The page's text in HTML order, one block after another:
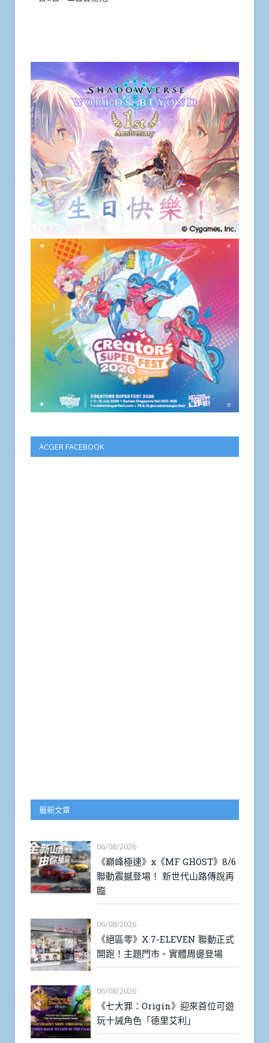
ACGER FACEBOOK
最新文章
06/08/2026
《巔峰極速》x《MF GHOST》8/6
聯動震撼登場！ 新世代山路傳說再
臨
06/08/2026
《絕區零》X 7-ELEVEN 聯動正式
開跑！主題門市、實體周邊登場
06/08/2026
《七大罪：Origin》迎來首位可遊
玩十誡角色「德里艾利」